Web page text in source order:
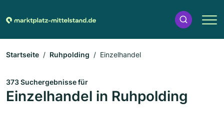
Startseite Ruhpolding Einzelhandel
373 Suchergebnisse für
Einzelhandel in Ruhpolding